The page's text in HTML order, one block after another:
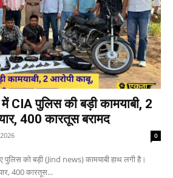
CIA पुलिस की बड़ी कामयाबी, 2
400 कारतूस बरामद
0
को बड़ी (Jind news) कामयाबी हाथ लगी है।
400 कारतूस...